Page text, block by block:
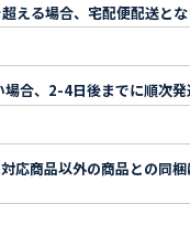
える場合、宅配便配送と
合、2-4日後までに順次発
応商品以外の商品との同梱